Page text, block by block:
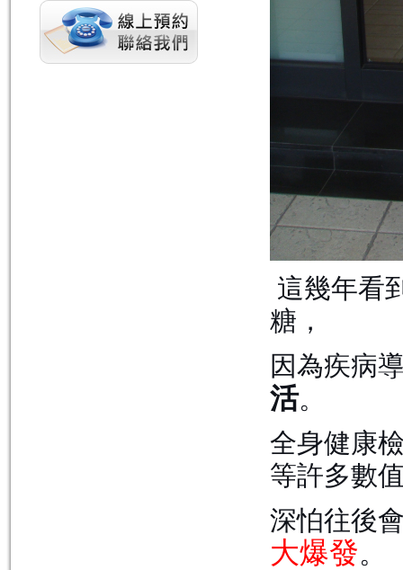
這幾年看
糖，
因為疾病
活。
全身健康
等許多數
深怕往後
大爆發。